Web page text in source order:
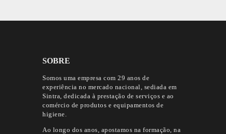
SOBRE
Somos uma empresa com 29 anos de
experiência no mercado nacional, sediada em
Sintra, dedicada à prestação de serviços e ao
comércio de produtos e equipamentos de
higiene.
Ao longo dos anos, apostamos na formação, na